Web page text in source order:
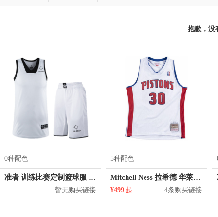
抱歉，没
0种配色
准者 训练比赛定制篮球服 Z17110105
暂无购买链接
5种配色
Mitchell Ness 拉希德 华莱士 活塞队 30号球衣
¥499 起 4条购买链接